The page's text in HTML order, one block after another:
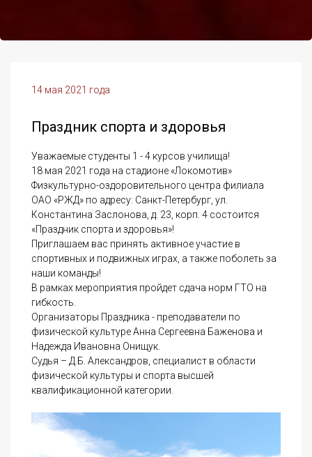
14 мая 2021 года
Праздник спорта и здоровья
Уважаемые студенты 1 - 4 курсов училища!
18 мая 2021 года на стадионе «Локомотив»
Физкультурно-оздоровительного центра филиала
ОАО «РЖД» по адресу: Санкт-Петербург, ул.
Константина Заслонова, д. 23, корп. 4 состоится
«Праздник спорта и здоровья»!
Приглашаем вас принять активное участие в
спортивных и подвижных играх, а также поболеть за
наши команды!
В рамках мероприятия пройдет сдача норм ГТО на
гибкость.
Организаторы Праздника - преподаватели по
физической культуре Анна Сергеевна Баженова и
Надежда Ивановна Онищук.
Судья – Д.Б. Александров, специалист в области
физической культуры и спорта высшей
квалификационной категории.